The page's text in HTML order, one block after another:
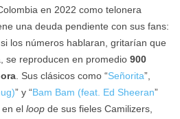
en 2022 como telonera
una deuda pendiente con sus fans:
los números hablaran, gritarían que
se reproducen en promedio 900
. Sus clásicos como “Señorita”,
” y “Bam Bam (feat. Ed Sheeran”
el loop de sus fieles Camilizers,